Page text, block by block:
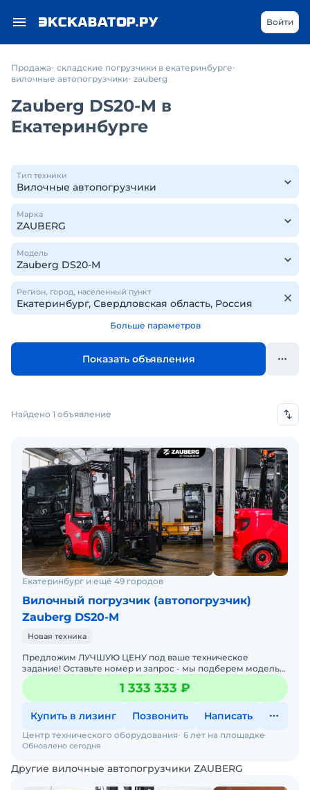
Войти
Продажа складские погрузчики в екатеринбурге
вилочные автопогрузчики zauberg
Zauberg DS20-M в
Екатеринбурге
Тип техники
Марка
Модель
Регион, город, населенный пункт
Больше параметров
Показать объявления
Найдено 1 объявление
Екатеринбург и ещё 49 городов
Вилочный погрузчик (автопогрузчик)
Zauberg DS20-M
Новая техника
Предложим ЛУЧШУЮ ЦЕНУ под ваше техническое
задание! Оставьте номер и запрос - мы подберем модель
со СКИДКОЙ. В наличии на складах новые вилочные
погрузчики
1 333 333 ₽
Купить в лизинг Позвонить Написать
Обновлено сегодня
Центр технического оборудования 6 лет на площадке
Другие вилочные автопогрузчики ZAUBERG